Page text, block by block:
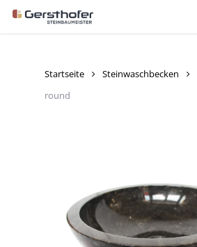
Skip
Startseite Steinwaschbecken
round